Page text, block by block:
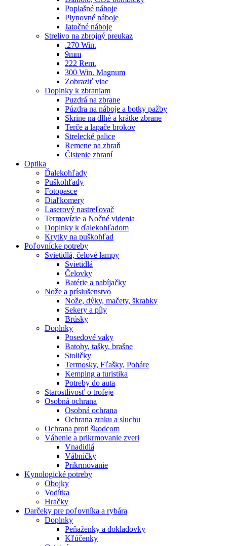
Poplašné náboje
Plynovné náboje
Jatočné náboje
Strelivo na zbrojný preukaz
.270 Win.
9mm
222 Rem.
300 Win. Magnum
Zobraziť viac
Doplnky k zbraniam
Puzdrá na zbrane
Púzdra na náboje a botky pažby
Skrine na dlhé a krátke zbrane
Terče a lapače brokov
Strelecké palice
Remene na zbraň
Čistenie zbraní
Optika
Ďalekohľady
Puškohľady
Fotopasce
Diaľkomery
Laserový nastreľovač
Termovízie a Nočné videnia
Doplnky k ďalekohľadom
Krytky na puškohľad
Poľovnícke potreby
Svietidlá, čelové lampy
Svietidlá
Čelovky
Batérie a nabíjačky
Nože a príslušenstvo
Nože, dýky, mačety, škrabky
Sekery a píly
Brúsky
Doplnky
Posedové vaky
Batohy, tašky, brašne
Stoličky
Termosky, Fľašky, Poháre
Kemping a turistika
Potreby do auta
Starostlivosť o trofeje
Osobná ochrana
Osobná ochrana
Ochrana zraku a sluchu
Ochrana proti škodcom
Vábenie a prikrmovanie zveri
Vnadidlá
Vábničky
Prikrmovanie
Kynologické potreby
Obojky
Vodítka
Hračky
Darčeky pre poľovníka a rybára
Doplnky
Peňaženky a dokladovky
Kľúčenky